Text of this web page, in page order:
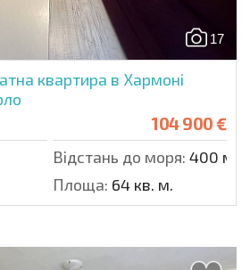
17
квартира в Хармоні
104 900 €
Відстань до моря: 400 м.
Площа: 64 кв. м.